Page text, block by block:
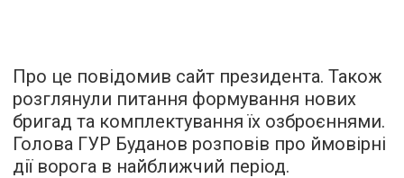
Про це повідомив сайт президента. Також
розглянули питання формування нових
бригад та комплектування їх озброєннями.
Голова ГУР Буданов розповів про ймовірні
дії ворога в найближчий період.